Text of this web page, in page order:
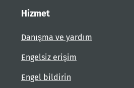
Hizmet
Danışma ve yardım
Engelsiz erişim
Engel bildirin